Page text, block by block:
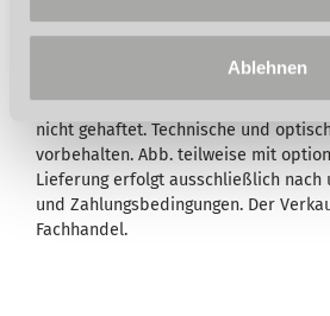
Ablehnen
entnehmen Sie bitte den
Druckfehler, Irrtümer oder
nicht gehaftet. Technische und
vorbehalten. Abb. teilweise mit
Lieferung erfolgt ausschließlich nach
und Zahlungsbedingungen. Der
Fachhandel.